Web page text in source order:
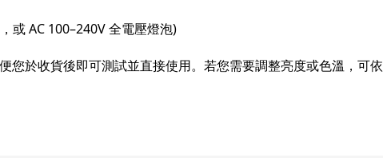
或 AC 100–240V 全電壓燈泡)
您於收貨後即可測試並直接使用。若您需要調整亮度或色溫，可